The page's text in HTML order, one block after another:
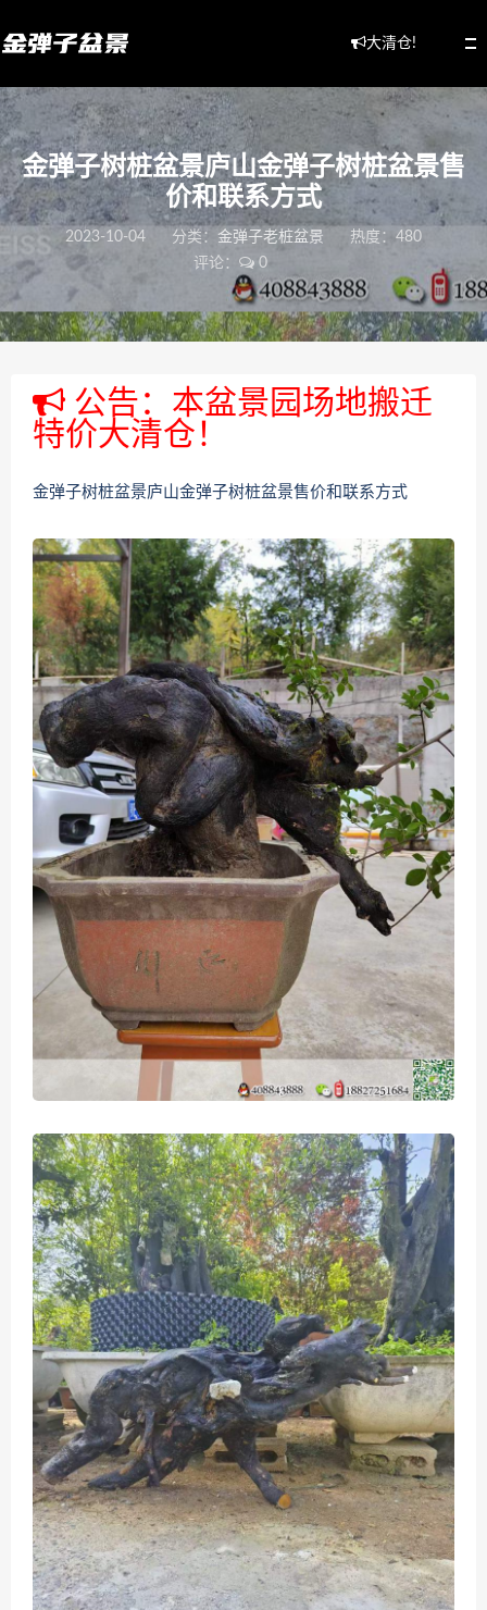
大清仓!
金弹子树桩盆景庐山金弹子树桩盆景售
价和联系方式
2023-10-04 分类： 金弹子老桩盆景
热度：480
评论：
0
公告：本盆景园场地搬迁
特价大清仓！
金弹子树桩盆景庐山金弹子树桩盆景售价和联系方式